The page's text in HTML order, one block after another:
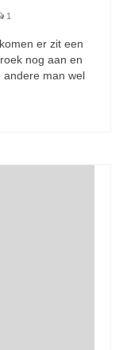
1
er zit een
nog aan en
andere man wel